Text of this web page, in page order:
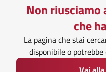
Non riusciamo
che
La pagina che stai
disponibile o potrebbe